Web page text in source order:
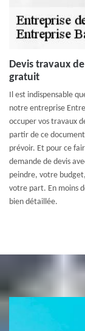
Devis travaux
gratuit
Il est indispensable
notre entreprise
occuper vos travaux
partir de ce document
prévoir. Et pour ce
demande de devis
peindre, votre
votre part. En moins
bien détaillée.